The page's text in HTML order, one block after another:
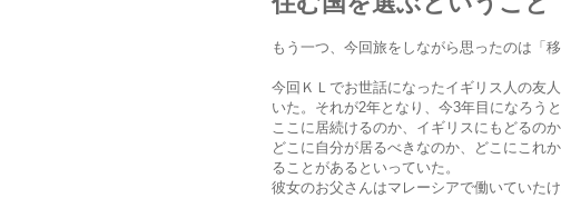
もう一つ、今回旅をしながら思ったのは「移
今回ＫＬでお世話になったイギリス人の友
いた。それが2年となり、今3年目になろうと
ここに居続けるのか、イギリスにもどるの
どこに自分が居るべきなのか、どこにこれ
ることがあるといっていた。
彼女のお父さんはマレーシアで働いていた